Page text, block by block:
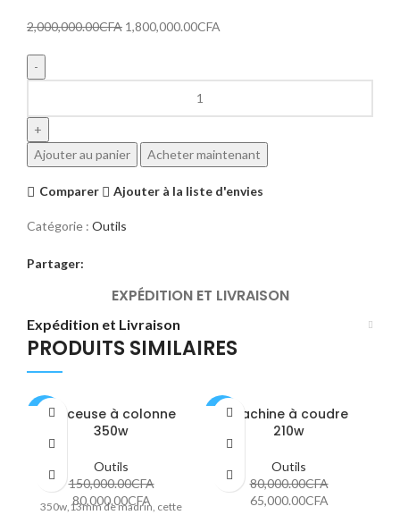
2,000,000.00CFA 1,800,000.00CFA
Ajouter au panier Acheter maintenant
Comparer Ajouter à la liste d'envies
Catégorie : Outils
Partager:
EXPÉDITION ET LIVRAISON
Expédition et Livraison
PRODUITS SIMILAIRES
Perceuse à colonne
350w
Outils
150,000.00CFA
80,000.00CFA
350w,13mm de madrin, cette
Machine à coudre
210w
Outils
80,000.00CFA
65,000.00CFA